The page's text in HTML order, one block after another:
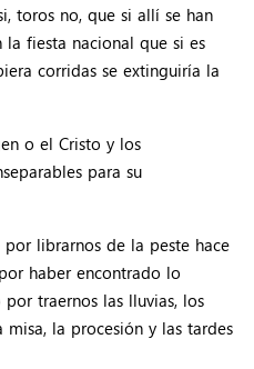
toros no, que si allí se han
fiesta nacional que si es
corridas se extinguiría la
o el Cristo y los
para su
librarnos de la peste hace
haber encontrado lo
traernos las lluvias, los
misa, la procesión y las tardes